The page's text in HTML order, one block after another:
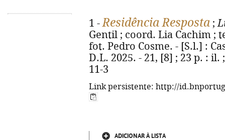
1 -Residência Resposta ;
Gentil ; coord. Lia Cachim ;
fot. Pedro Cosme. - [S.l.] :
D.L. 2025. - 21, [8] ; 23 p. : il.
11-3
Link persistente: http://
ADICIONAR À LISTA